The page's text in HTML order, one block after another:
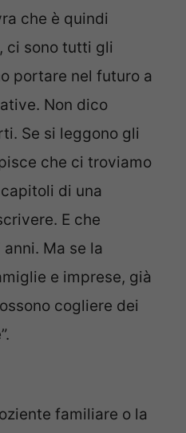
che è quindi
ci sono tutti gli
portare nel futuro a
Non dico
Se si leggono gli
che ci troviamo
di una
E che
Ma se la
e imprese, già
cogliere dei
familiare o la